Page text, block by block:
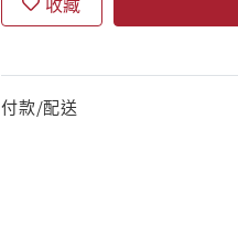
付款/配送